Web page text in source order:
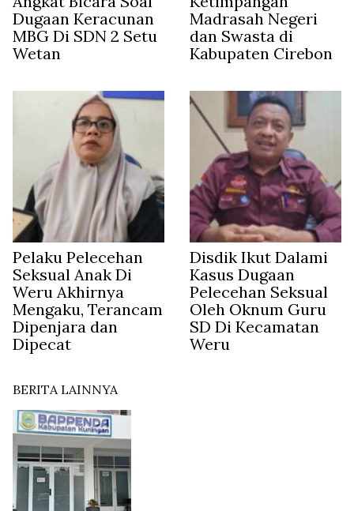
Dugaan Keracunan
MBG Di SDN 2 Setu
Wetan
Madrasah Negeri
dan Swasta di
Kabupaten Cirebon
Pelaku Pelecehan
Seksual Anak Di
Weru Akhirnya
Mengaku, Terancam
Dipenjara dan
Dipecat
Disdik Ikut Dalami
Kasus Dugaan
Pelecehan Seksual
Oleh Oknum Guru
SD Di Kecamatan
Weru
BERITA LAINNYA